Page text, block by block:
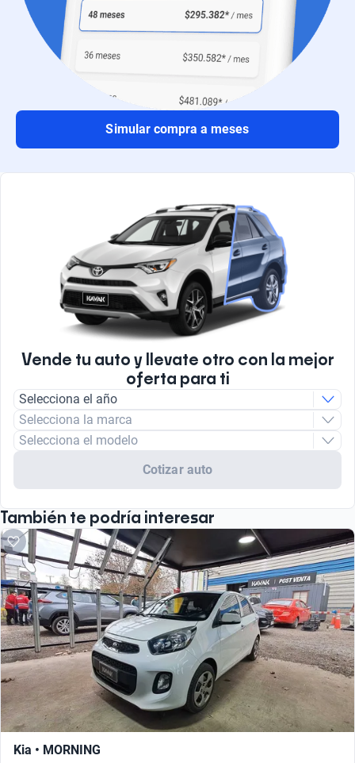
Simular compra a meses
Vende tu auto y llevate otro con la mejor
oferta para ti
Selecciona el año
Selecciona la marca
Selecciona el modelo
Cotizar auto
También te podría interesar
Kia • MORNING